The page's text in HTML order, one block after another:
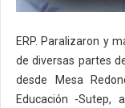
ERP. Paralizaron y
de diversas partes
desde Mesa
Educación -Sutep,